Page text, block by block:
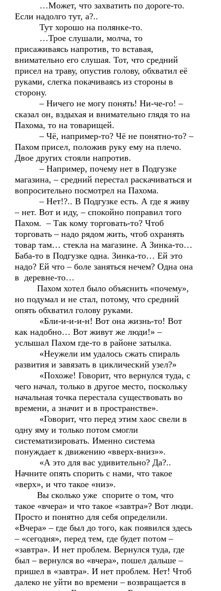
…Может, что захватить по дороге-то.
Если надолго тут, а?..
Тут хорошо на полянке-то.
…Трое слушали, молча, то
присаживаясь напротив, то вставая,
внимательно его слушая. Тот, что средний
присел на траву, опустив голову, обхватил её
руками, слегка покачиваясь из стороны в
сторону.
– Ничего не могу понять! Ни-че-го! –
сказал он, вздыхая и внимательно глядя то на
Пахома, то на товарищей.
– Чё, например-то? Чё не понятно-то? –
Пахом присел, положив руку ему на плечо.
Двое других стояли напротив.
– Например, почему нет в Подгузке
магазина, – средний перестал раскачиваться и
вопросительно посмотрел на Пахома.
– Нет!?.. В Подгузке есть. А где я живу
– нет. Вот и иду, – спокойно поправил того
Пахом. – Так кому торговать-то? Чтоб
торговать – надо рядом жить, чтоб охранять
товар там… стекла на магазине. А Зинка-то…
Баба-то в Подгузке одна. Зинка-то… Ей это
надо? Ей что – боле заняться нечем? Одна она
в деревне-то…
Пахом хотел было объяснить «почему»,
но подумал и не стал, потому, что средний
опять обхватил голову руками.
«Бли-и-и-и-н! Вот она жизнь-то! Вот
как надобно… Вот живут же люди!» –
услышал Пахом где-то в районе затылка.
«Неужели им удалось сжать спираль
развития и завязать в циклический узел?»
«Похоже! Говорит, что вернулся туда, с
чего начал, только в другое место, поскольку
начальная точка перестала существовать во
времени, а значит и в пространстве».
«Говорит, что перед этим хаос свели в
одну яму и только потом смогли
систематизировать. Именно система
понуждает к движению «вверх-вниз»».
«А это для вас удивительно? Да?..
Начните опять спорить с нами, что такое
«верх», и что такое «низ».
Вы сколько уже спорите о том, что
такое «вчера» и что такое «завтра»? Вот люди.
Просто и понятно для себя определили.
«Вчера» – где был до того, как появился здесь
– «сегодня», перед тем, где будет потом –
«завтра». И нет проблем. Вернулся туда, где
был – вернулся во «вчера», пошел дальше –
пришел в «завтра». И нет проблем. Нет! Чтоб
далеко не уйти во времени – возвращается в